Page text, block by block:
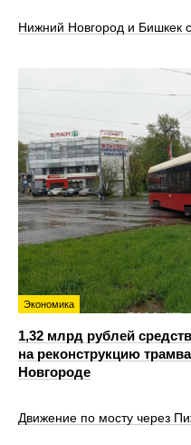
Нижний Новгород и Бишкек
Экономика
1,32 млрд рублей
на реконструкцию
Новгороде
Движение по мосту через